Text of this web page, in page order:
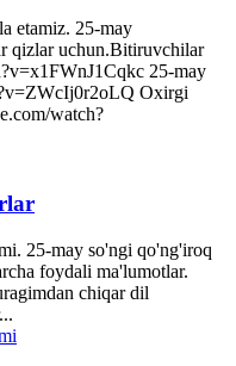
etamiz. 25-may
qizlar uchun.Bitiruvchilar
25-may
Oxirgi
watch?
25-may so'ngi qo'ng'iroq
foydali ma'lumotlar.
chiqar dil